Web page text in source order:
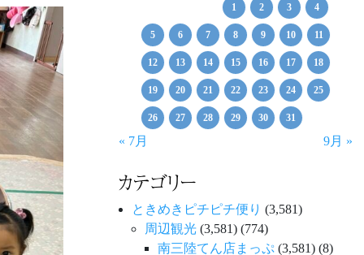
1 2 3 4
5 6 7 8 9 10 11
12 13 14 15 16 17 18
19 20 21 22 23 24 25
26 27 28 29 30 31
« 7月 9月 »
カテゴリー
ときめきピチピチ便り (3,581)
周辺観光 (3,581) (774)
南三陸てん店まっぷ (3,581) (8)